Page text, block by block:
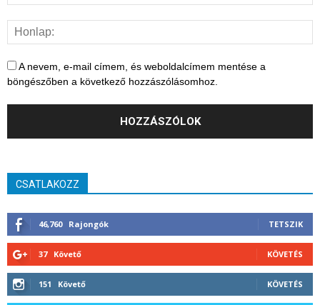
A nevem, e-mail címem, és weboldalcímem mentése a
böngészőben a következő hozzászólásomhoz.
CSATLAKOZZ
46,760 Rajongók TETSZIK
37 Követő KÖVETÉS
151 Követő KÖVETÉS